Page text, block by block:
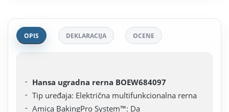
OPIS DEKLARACIJA OCENE
Hansa ugradna rerna BOEW684097
Tip uređaja: Električna multifunkcionalna rerna
Amica BakingPro System™: Da